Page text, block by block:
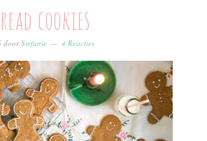
cookies
doorStefanie 4 Reacties